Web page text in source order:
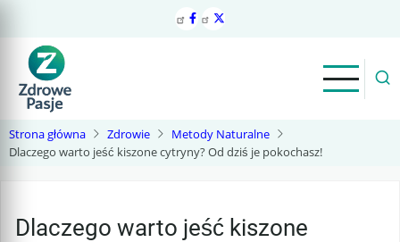
treści
Strona główna Zdrowie
Metody Naturalne
Dlaczego warto jeść kiszone cytryny? Od dziś je pokochasz!
Dlaczego warto jeść kiszone